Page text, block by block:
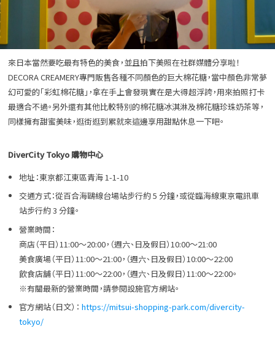
來日本當然要吃最有特色的美食，並且拍下美照在社群媒體分享啦！
DECORA CREAMERY專門販售各種不同顏色的巨大棉花糖，當中顏色非常夢
幻可愛的「彩虹棉花糖」，拿在手上會發現實在是大得超浮誇，用來拍照打卡
最適合不過。另外還有其他比較特別的棉花糖冰淇淋及棉花糖珍珠奶茶等，
同樣擁有甜蜜美味，逛街逛到累就來這邊享用甜點休息一下吧。
DiverCity Tokyo 購物中心
地址：東京都江東區青海 1-1-10
交通方式：從百合海鷗線台場站步行約 5 分鐘，或從臨海線東京電訊車
站步行約 3 分鐘。
營業時間：
商店（平日）11:00～20:00，（週六、日及假日）10:00～21:00
美食廣場（平日）11:00～21:00，（週六、日及假日）10:00～22:00
飲食店舖（平日）11:00～22:00，（週六、日及假日）11:00～22:00。
※有關最新的營業時間，請參閱設施官方網站。
官方網站（日文）：https://mitsui-shopping-park.com/divercity-
tokyo/